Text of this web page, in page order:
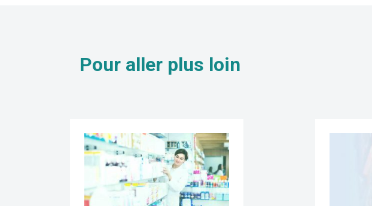
Pour aller plus loin